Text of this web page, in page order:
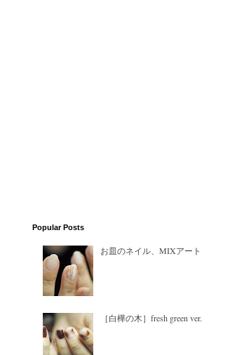
Popular Posts
お皿のネイル、MIXアート
［白樺の木］fresh green ver.